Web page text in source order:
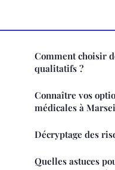
Comment choisir
qualitatifs ?
Connaître vos
médicales à
Décryptage des
Quelles astuces